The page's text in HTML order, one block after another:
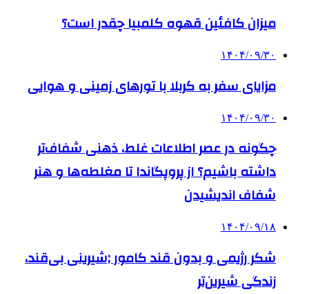
میزان کافئین قهوه کلمبیا چقدر است؟
۱۴۰۴/۰۹/۳۰
مزایای سفر به کربلا با تورهای زمینی و هوایی
۱۴۰۴/۰۹/۳۰
چگونه در عصر اطلاعات غلط، ذهنی شفاف‌تر
داشته باشیم؟ از پروپگاندا تا مغلطه‌ها و هنر
شفاف اندیشیدن
۱۴۰۴/۰۹/۱۸
شکر رژیمی و بدون قند کامور ;شیرینی بی‌قند،
زندگی شیرین‌تر